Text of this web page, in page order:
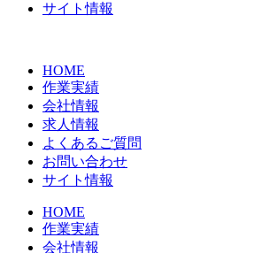
サイト情報
HOME
作業実績
会社情報
求人情報
よくあるご質問
お問い合わせ
サイト情報
HOME
作業実績
会社情報